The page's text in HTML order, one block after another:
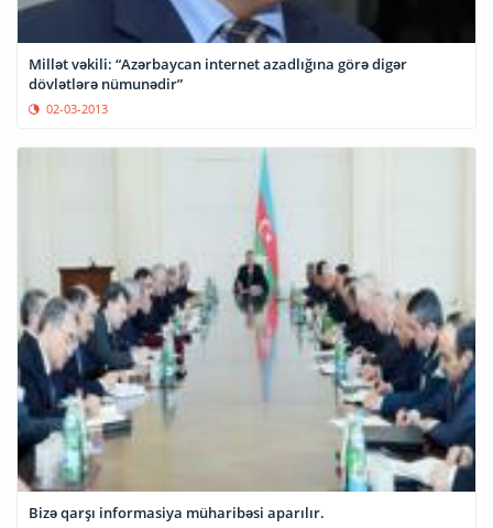
Millət vəkili: “Azərbaycan internet azadlığına görə digər
dövlətlərə nümunədir”
02-03-2013
Bizə qarşı informasiya müharibəsi aparılır.